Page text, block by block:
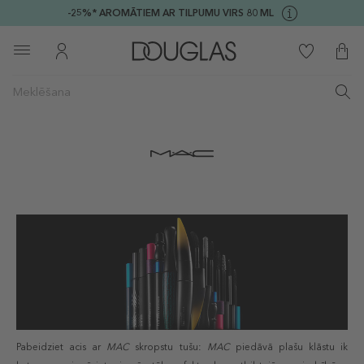
-25%* AROMĀTIEM AR TILPUMU VIRS 80 ML
Pabeidziet acis ar MACskropstu tušu: MACpiedāvā plašu klāstu ik